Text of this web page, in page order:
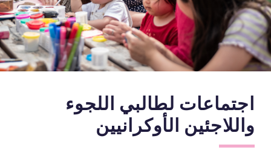
اجتماعات لطالبي اللجوء
واللاجئين الأوكرانيين